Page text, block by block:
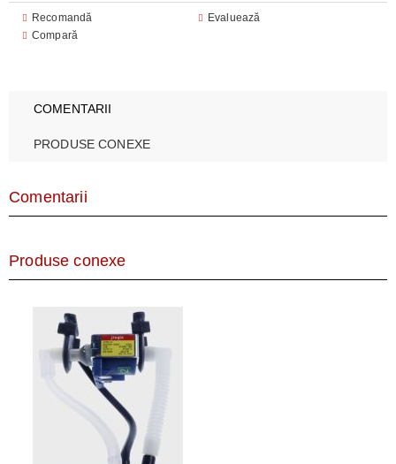
Recomandă
Evaluează
Compară
COMENTARII
PRODUSE CONEXE
Comentarii
Produse conexe